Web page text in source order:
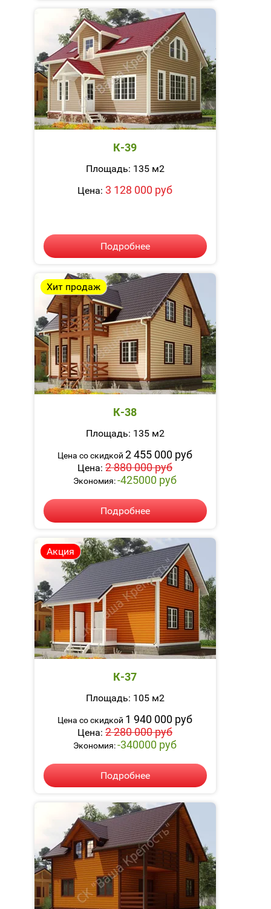
К-39
Площадь: 135 м2
Цена: 3 128 000 руб
Подробнее
К-38
Площадь: 135 м2
Цена со скидкой 2 455 000 руб
Цена: 2 880 000 руб
Экономия:-425000 руб
Хит продаж
Подробнее
К-37
Площадь: 105 м2
Цена со скидкой 1 940 000 руб
Цена: 2 280 000 руб
Экономия:-340000 руб
Акция
Подробнее